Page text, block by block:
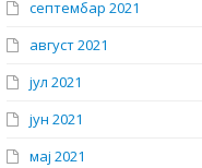
септембар 2021
август 2021
јул 2021
јун 2021
мај 2021